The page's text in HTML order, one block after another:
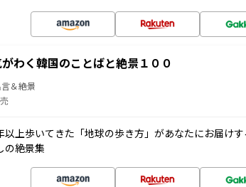
わく韓国のことばと絶景１００
＆絶景
以上歩いてきた「地球の歩き方」があなたにお届け
の絶景集